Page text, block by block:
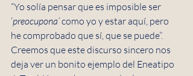
“Yo solía pensar que es imposible ser
‘preocupona’ como yo y estar aquí, pero
he comprobado que sí, que se puede”.
Creemos que este discurso sincero nos
deja ver un bonito ejemplo del Eneatipo